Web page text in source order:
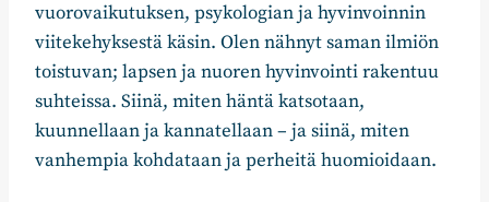
vuorovaikutuksen, psykologian ja hyvinvoinnin
viitekehyksestä käsin. Olen nähnyt saman ilmiön
toistuvan; lapsen ja nuoren hyvinvointi rakentuu
suhteissa. Siinä, miten häntä katsotaan,
kuunnellaan ja kannatellaan – ja siinä, miten
vanhempia kohdataan ja perheitä huomioidaan.